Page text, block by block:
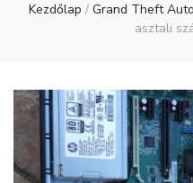
Kezdőlap / Grand Theft
asztali